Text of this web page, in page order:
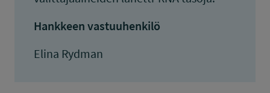
Hankkeen vastuuhenkilö
Elina Rydman